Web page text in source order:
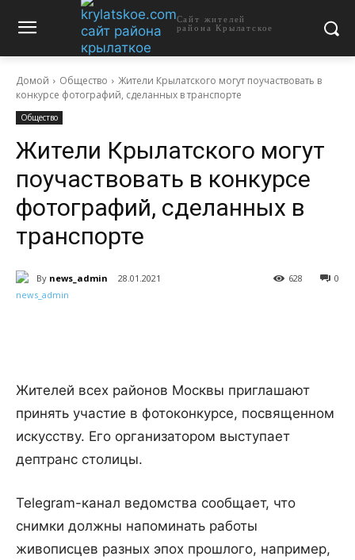
Сайт жителей
района Крылатское
Домой Общество
Жители Крылатского могут поучаствовать в
конкурсе фотографий, сделанных в транспорте
Общество
Жители Крылатского могут
поучаствовать в конкурсе
фотографий, сделанных в
транспорте
By news_admin 28.01.2021 0
628
Жителей всех районов Москвы приглашают
принять участие в фотоконкурсе, посвященном
искусству. Его организатором выступает
дептранс столицы.
Telegram-канал ведомства сообщает, что
снимки должны напоминать работы
живописцев разных эпох прошлого, например,